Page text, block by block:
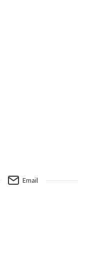
Email